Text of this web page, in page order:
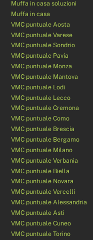
Muffa in casa soluzioni
Muffa in casa
VMC puntuale Aosta
VMC puntuale Varese
VMC puntuale Sondrio
VMC puntuale Pavia
VMC puntuale Monza
VMC puntuale Mantova
VMC puntuale Lodi
VMC puntuale Lecco
VMC puntuale Cremona
VMC puntuale Como
VMC puntuale Brescia
VMC puntuale Bergamo
VMC puntuale Milano
VMC puntuale Verbania
VMC puntuale Biella
VMC puntuale Novara
VMC puntuale Vercelli
VMC puntuale Alessandria
VMC puntuale Asti
VMC puntuale Cuneo
VMC puntuale Torino